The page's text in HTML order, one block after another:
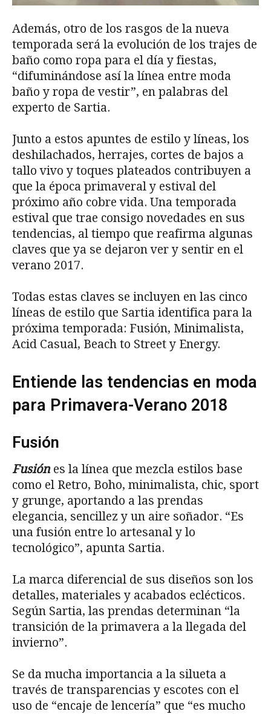
Además, otro de los rasgos de la nueva
temporada será la evolución de los trajes de
baño como ropa para el día y fiestas,
“difuminándose así la línea entre moda
baño y ropa de vestir”, en palabras del
experto de Sartia.
Junto a estos apuntes de estilo y líneas, los
deshilachados, herrajes, cortes de bajos a
tallo vivo y toques plateados contribuyen a
que la época primaveral y estival del
próximo año cobre vida. Una temporada
estival que trae consigo novedades en sus
tendencias, al tiempo que reafirma algunas
claves que ya se dejaron ver y sentir en el
verano 2017.
Todas estas claves se incluyen en las cinco
líneas de estilo que Sartia identifica para la
próxima temporada: Fusión, Minimalista,
Acid Casual, Beach to Street y Energy.
Entiende las tendencias en moda
para Primavera-Verano 2018
Fusión
Fusiónes la línea que mezcla estilos base
como el Retro, Boho, minimalista, chic, sport
y grunge, aportando a las prendas
elegancia, sencillez y un aire soñador. “Es
una fusión entre lo artesanal y lo
tecnológico”, apunta Sartia.
La marca diferencial de sus diseños son los
detalles, materiales y acabados eclécticos.
Según Sartia, las prendas determinan “la
transición de la primavera a la llegada del
invierno”.
Se da mucha importancia a la silueta a
través de transparencias y escotes con el
uso de “encaje de lencería” que “es mucho